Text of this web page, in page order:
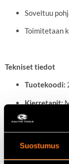
Suostumus
Soveltuu
Toimitetaan
Tekniset tiedot
Tuotekoodi:
Kierretapit:
Poranterät:
mm, Ø8,5
Materiaali: